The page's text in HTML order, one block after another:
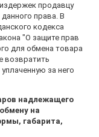
продавцу
права. В
кодекса
"О защите прав
для обмена товара
возвратить
за него
надлежащего
на
габарита,